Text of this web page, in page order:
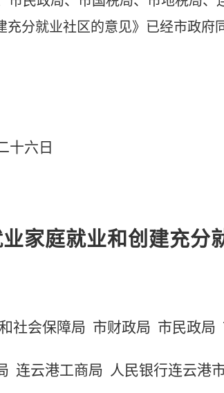
分就业社区的意见》已经市政府
日
家庭就业和创建充分
社会保障局 市财政局 市民政局
连云港工商局 人民银行连云港